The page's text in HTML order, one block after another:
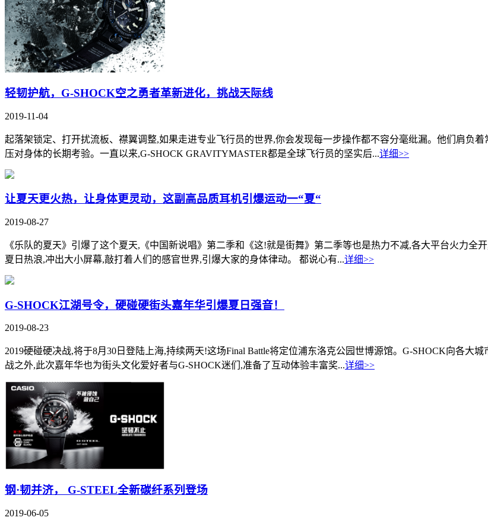
轻韧护航，G-SHOCK空之勇者革新进化，挑战天际线
2019-11-04
起落架锁定、打开扰流板、襟翼调整,如果走进专业飞行员的世界,你会发现每一步操作都不容分毫纰漏。他们肩负
压对身体的长期考验。一直以来,G-SHOCK GRAVITYMASTER都是全球飞行员的坚实后...详细>>
让夏天更火热，让身体更灵动，这副高品质耳机引爆运动一“夏“
2019-08-27
《乐队的夏天》引爆了这个夏天,《中国新说唱》第二季和《这!就是街舞》第二季等也是热力不减,各大平台火力
夏日热浪,冲出大小屏幕,敲打着人们的感官世界,引爆大家的身体律动。 都说心有...详细>>
G-SHOCK江湖号令，硬碰硬街头嘉年华引爆夏日强音！
2019-08-23
2019硬碰硬决战,将于8月30日登陆上海,持续两天!这场Final Battle将定位浦东洛克公园世博源馆。G-SHOCK向各大
战之外,此次嘉年华也为街头文化爱好者与G-SHOCK迷们,准备了互动体验丰富奖...详细>>
钢·韧并济， G-STEEL全新碳纤系列登场
2019-06-05